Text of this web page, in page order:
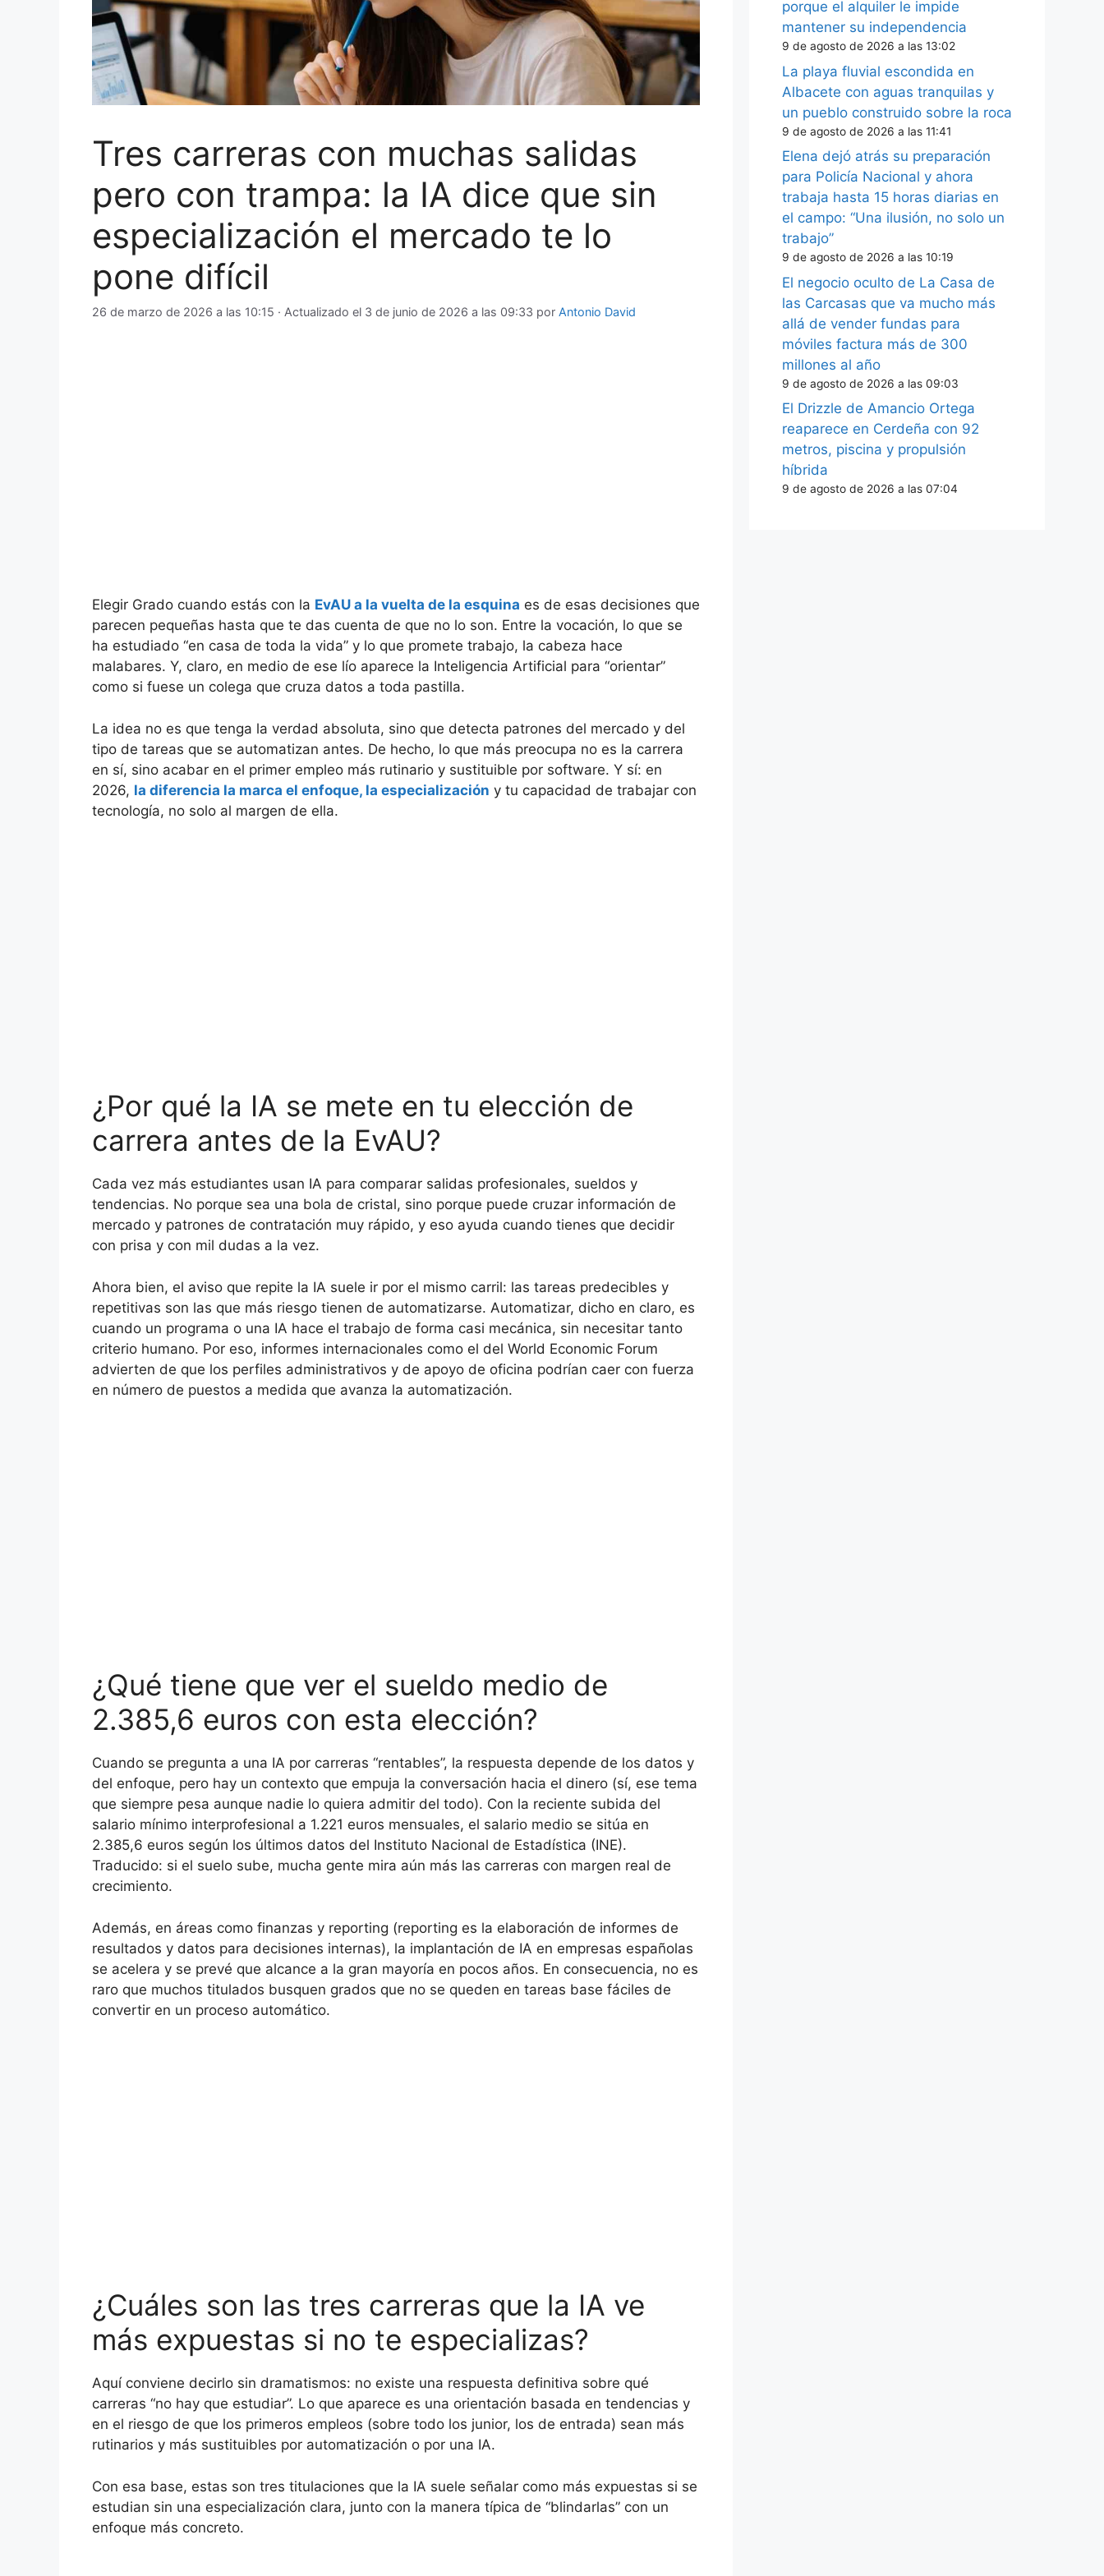
Tres carreras con muchas salidas
pero con trampa: la IA dice que sin
especialización el mercado te lo
pone difícil
26 de marzo de 2026 a las 10:15 · Actualizado el 3 de junio de 2026 a las 09:33 por Antonio David
Elegir Grado cuando estás con la EvAU a la vuelta de la esquina es de esas decisiones que
parecen pequeñas hasta que te das cuenta de que no lo son. Entre la vocación, lo que se
ha estudiado “en casa de toda la vida” y lo que promete trabajo, la cabeza hace
malabares. Y, claro, en medio de ese lío aparece la Inteligencia Artificial para “orientar”
como si fuese un colega que cruza datos a toda pastilla.
La idea no es que tenga la verdad absoluta, sino que detecta patrones del mercado y del
tipo de tareas que se automatizan antes. De hecho, lo que más preocupa no es la carrera
en sí, sino acabar en el primer empleo más rutinario y sustituible por software. Y sí: en
2026, la diferencia la marca el enfoque, la especialización y tu capacidad de trabajar con
tecnología, no solo al margen de ella.
¿Por qué la IA se mete en tu elección de
carrera antes de la EvAU?
Cada vez más estudiantes usan IA para comparar salidas profesionales, sueldos y
tendencias. No porque sea una bola de cristal, sino porque puede cruzar información de
mercado y patrones de contratación muy rápido, y eso ayuda cuando tienes que decidir
con prisa y con mil dudas a la vez.
Ahora bien, el aviso que repite la IA suele ir por el mismo carril: las tareas predecibles y
repetitivas son las que más riesgo tienen de automatizarse. Automatizar, dicho en claro, es
cuando un programa o una IA hace el trabajo de forma casi mecánica, sin necesitar tanto
criterio humano. Por eso, informes internacionales como el del World Economic Forum
advierten de que los perfiles administrativos y de apoyo de oficina podrían caer con fuerza
en número de puestos a medida que avanza la automatización.
¿Qué tiene que ver el sueldo medio de
2.385,6 euros con esta elección?
Cuando se pregunta a una IA por carreras “rentables”, la respuesta depende de los datos y
del enfoque, pero hay un contexto que empuja la conversación hacia el dinero (sí, ese tema
que siempre pesa aunque nadie lo quiera admitir del todo). Con la reciente subida del
salario mínimo interprofesional a 1.221 euros mensuales, el salario medio se sitúa en
2.385,6 euros según los últimos datos del Instituto Nacional de Estadística (INE).
Traducido: si el suelo sube, mucha gente mira aún más las carreras con margen real de
crecimiento.
Además, en áreas como finanzas y reporting (reporting es la elaboración de informes de
resultados y datos para decisiones internas), la implantación de IA en empresas españolas
se acelera y se prevé que alcance a la gran mayoría en pocos años. En consecuencia, no es
raro que muchos titulados busquen grados que no se queden en tareas base fáciles de
convertir en un proceso automático.
¿Cuáles son las tres carreras que la IA ve
más expuestas si no te especializas?
Aquí conviene decirlo sin dramatismos: no existe una respuesta definitiva sobre qué
carreras “no hay que estudiar”. Lo que aparece es una orientación basada en tendencias y
en el riesgo de que los primeros empleos (sobre todo los junior, los de entrada) sean más
rutinarios y más sustituibles por automatización o por una IA.
Con esa base, estas son tres titulaciones que la IA suele señalar como más expuestas si se
estudian sin una especialización clara, junto con la manera típica de “blindarlas” con un
enfoque más concreto.
porque el alquiler le impide
mantener su independencia
9 de agosto de 2026 a las 13:02
La playa fluvial escondida en
Albacete con aguas tranquilas y
un pueblo construido sobre la roca
9 de agosto de 2026 a las 11:41
Elena dejó atrás su preparación
para Policía Nacional y ahora
trabaja hasta 15 horas diarias en
el campo: “Una ilusión, no solo un
trabajo”
9 de agosto de 2026 a las 10:19
El negocio oculto de La Casa de
las Carcasas que va mucho más
allá de vender fundas para
móviles factura más de 300
millones al año
9 de agosto de 2026 a las 09:03
El Drizzle de Amancio Ortega
reaparece en Cerdeña con 92
metros, piscina y propulsión
híbrida
9 de agosto de 2026 a las 07:04